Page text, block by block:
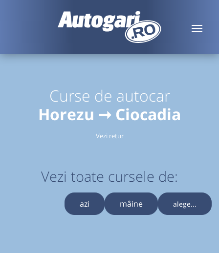
Curse de autocar
Horezu ➞ Ciocadia
Vezi retur
Vezi toate cursele de:
azi mâine alege...